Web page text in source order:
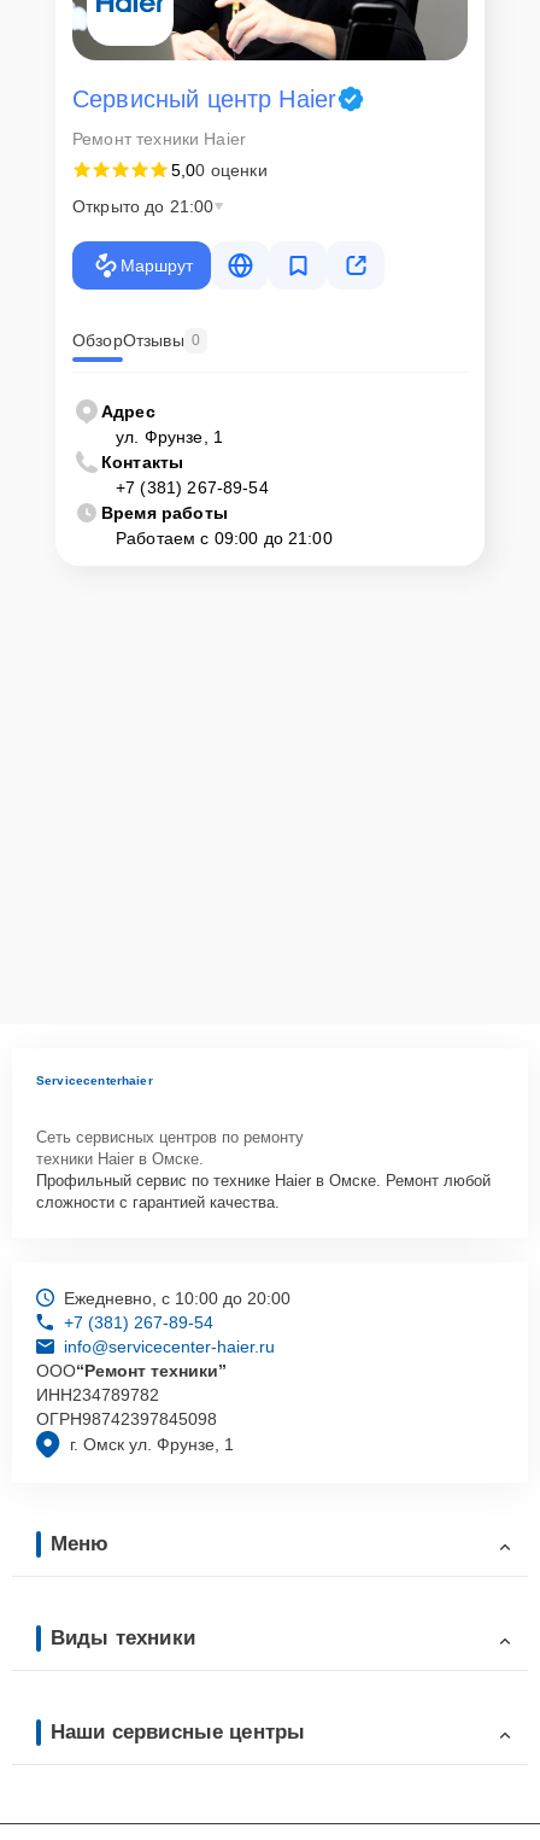
Сервисный центр Haier
Ремонт техники Haier
5,00 оценки
Открыто до 21:00
Маршрут
ОбзорОтзывы 0
Адрес
ул. Фрунзе, 1
Контакты
+7 (381) 267-89-54
Время работы
Работаем с 09:00 до 21:00
Servicecenterhaier
Сеть сервисных центров по ремонту
техники Haier в Омске.
Профильный сервис по технике Haier в Омске. Ремонт любой
сложности с гарантией качества.
г. Омск ул. Фрунзе, 1
Ежедневно, с 10:00 до 20:00
+7 (381) 267-89-54
info@servicecenter-haier.ru
ООО“Ремонт техники”
ИНН234789782
ОГРН98742397845098
Меню
Виды техники
Наши сервисные центры